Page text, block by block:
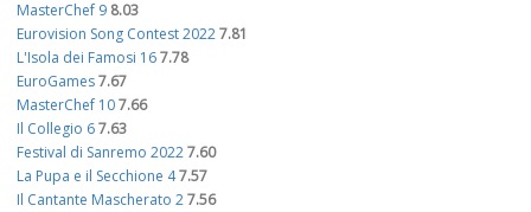
MasterChef 9 8.03
Eurovision Song Contest 20227.81
L'Isola dei Famosi 167.78
EuroGames7.67
MasterChef 107.66
Il Collegio 67.63
Festival di Sanremo 20227.60
La Pupa e il Secchione 47.57
Il Cantante Mascherato 27.56